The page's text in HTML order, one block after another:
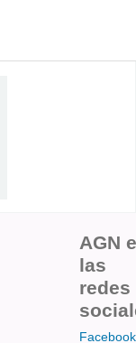
AGN
las
redes
Facebook